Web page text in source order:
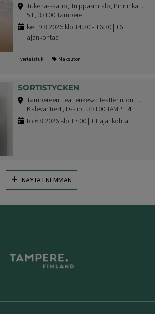
Tukena-säätiö, Tulppaanitalo, Pinninkatu
51, 33100 Tampere
ke 19.8.2026 klo 14:30 - 16:30 | +6
ajankohtaa
vertaistuki Maksuton
SORTISTYCKEN
Tampereen Teatterikesä: Teatterimonttu,
Kalevantie 4, D-siipi, 33100 TAMPERE
to 6.8.2026 klo 17:00 | +1 ajankohta
NÄYTÄ ENEMMÄN